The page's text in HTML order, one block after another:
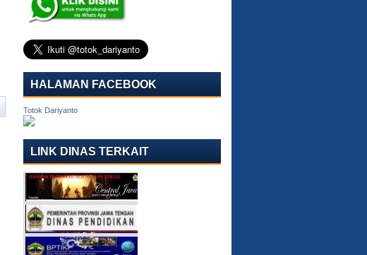
HALAMAN FACEBOOK
Totok Dariyanto
LINK DINAS TERKAIT